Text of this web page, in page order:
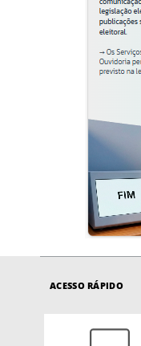
ACESSO RÁPIDO